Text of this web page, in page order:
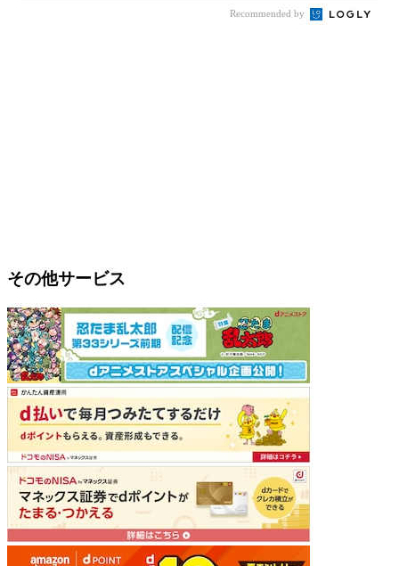
Recommended by
その他サービス